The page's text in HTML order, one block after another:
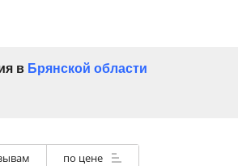
в Брянской области
по цене